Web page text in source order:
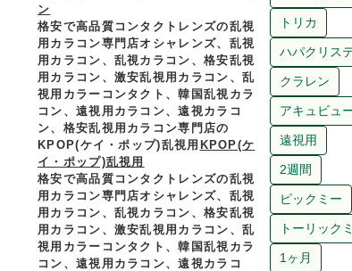
ン
格安で高品質コンタクトレンズの乱視
用カラコン専門店オシャレンズ、乱視
用カラコン、乱視カラコン、格安乱視
用カラコン、激安乱視用カラコン、乱
視用カラーコンタクト、韓国乱視カラ
コン、遠視用カラコン、遠視カラコ
ン、格安乱視用カラコン専門店の
KPOP(ケイ・ポップ)乱視用 KPOP(ケ
イ・ポップ)乱視用
格安で高品質コンタクトレンズの乱視
用カラコン専門店オシャレンズ、乱視
用カラコン、乱視カラコン、格安乱視
用カラコン、激安乱視用カラコン、乱
視用カラーコンタクト、韓国乱視カラ
コン、遠視用カラコン、遠視カラコ